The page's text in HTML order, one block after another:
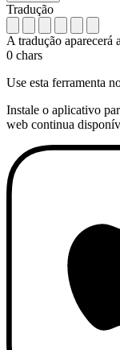
Tradução
A tradução aparecerá
0 chars
Use esta ferramenta
Instale o aplicativo
web continua